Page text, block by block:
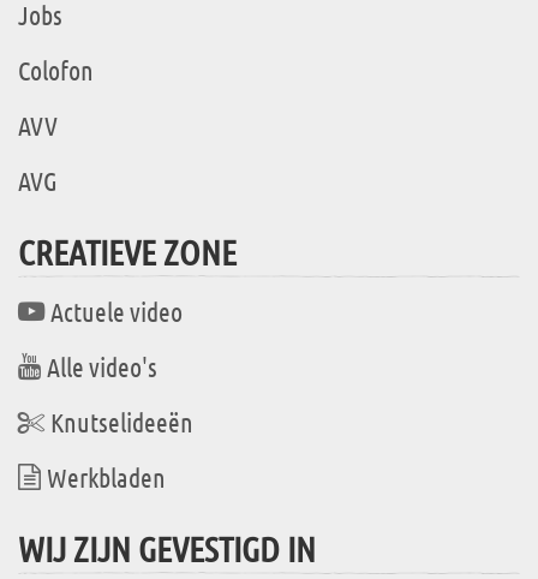
Jobs
Colofon
AVV
AVG
CREATIEVE ZONE
Actuele video
Alle video's
Knutselideeën
Werkbladen
WIJ ZIJN GEVESTIGD IN